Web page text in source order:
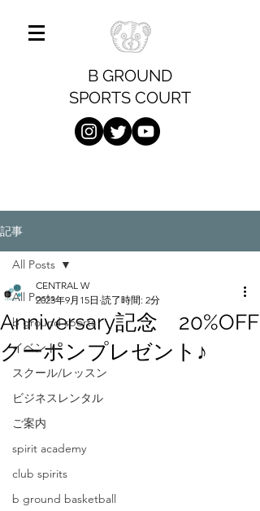
B GROUND
SPORTS COURT
記事
All Posts
b ground sports
イベント
スクール/レッスン
ビジネスレンタル
ご案内
spirit academy
club spirits
b ground basketball
All Posts
Anniversary記念 20%OFF
クーポンプレゼント♪
CENTRAL W
2023年9月15日 読了時間: 2分